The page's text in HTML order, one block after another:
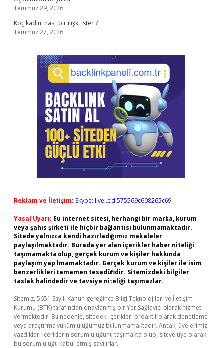
Temmuz 29, 2026
Koç kadını nasıl bir ilişki ister ?
Temmuz 27, 2026
Reklam ve İletişim: Skype: live:.cid.575569c608265c69
Yasal Uyarı: Bu internet sitesi, herhangi bir marka, kurum
veya şahıs şirketi ile hiçbir bağlantısı bulunmamaktadır.
Sitede yalnızca kendi hazırladığımız makaleler
paylaşılmaktadır. Burada yer alan içerikler haber niteliği
taşımamakta olup, gerçek kurum ve kişiler hakkında
paylaşım yapılmamaktadır. Gerçek kurum ve kişiler ile isim
benzerlikleri tamamen tesadüfidir. Sitemizdeki bilgiler
taslak halindedir ve tavsiye niteliği taşımazlar.
Sitemiz, 5651 Sayılı Kanun gereğince Bilgi Teknolojileri ve İletişim
Kurumu (BTK) tarafından onaylanmış bir Yer Sağlayıcı olarak hizmet
vermektedir. Bu nedenle, sitedeki içerikleri proaktif olarak denetleme
veya araştırma yükümlülüğümüz bulunmamaktadır. Ancak, üyelerimiz
yazdıkları içeriklerin sorumluluğunu taşımakta olup, siteye üye olarak
bu sorumluluğu kabul etmiş sayılırlar.